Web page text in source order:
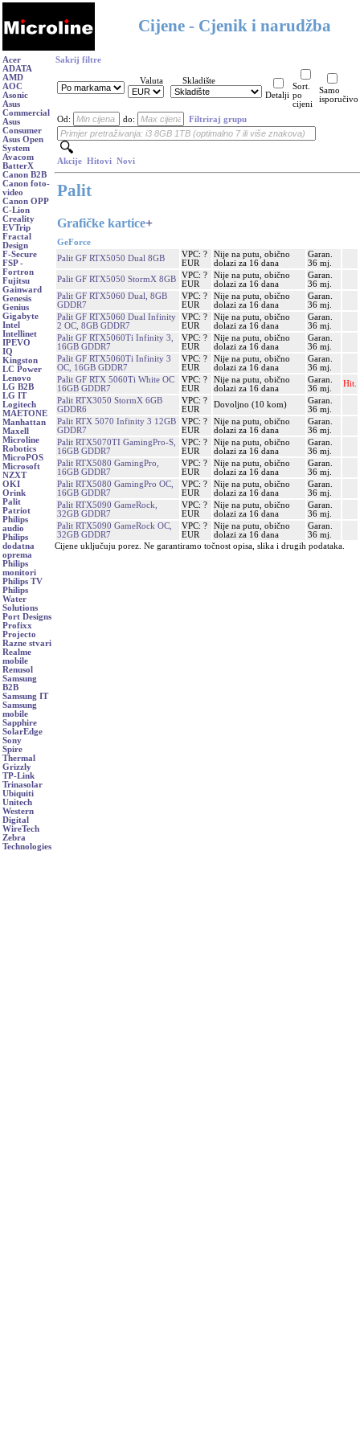
Cijene - Cjenik i narudžba
Acer
ADATA
AMD
AOC
Asonic
Asus
Commercial
Asus
Consumer
Asus Open
System
Avacom
BatterX
Canon B2B
Canon foto-
video
Canon OPP
C-Lion
Creality
EVTrip
Fractal
Design
F-Secure
FSP -
Fortron
Fujitsu
Gainward
Genesis
Genius
Gigabyte
Intel
Intellinet
IPEVO
IQ
Kingston
LC Power
Lenovo
LG B2B
LG IT
Logitech
MAETONE
Manhattan
Maxell
Microline
Robotics
MicroPOS
Microsoft
NZXT
OKI
Orink
Palit
Patriot
Philips
audio
Philips
dodatna
oprema
Philips
monitori
Philips TV
Philips
Water
Solutions
Port Designs
Profixx
Projecto
Razne stvari
Realme
mobile
Renusol
Samsung
B2B
Samsung IT
Samsung
mobile
Sapphire
SolarEdge
Sony
Spire
Thermal
Grizzly
TP-Link
Trinasolar
Ubiquiti
Unitech
Western
Digital
WireTech
Zebra
Technologies
Sakrij filtre
Valuta
Skladište
Detalji
Sort.
po
cijeni
Samo
isporučivo
Od: do: Filtriraj grupu
Akcije Hitovi Novi
Palit
Grafičke kartice+
GeForce
Palit GF RTX5050 Dual 8GB
VPC: ?
EUR
Nije na putu, obično
dolazi za 16 dana
Garan.
36 mj.
Palit GF RTX5050 StormX 8GB
VPC: ?
EUR
Nije na putu, obično
dolazi za 16 dana
Garan.
36 mj.
Palit GF RTX5060 Dual, 8GB
GDDR7
VPC: ?
EUR
Nije na putu, obično
dolazi za 16 dana
Garan.
36 mj.
Palit GF RTX5060 Dual Infinity
2 OC, 8GB GDDR7
VPC: ?
EUR
Nije na putu, obično
dolazi za 16 dana
Garan.
36 mj.
Palit GF RTX5060Ti Infinity 3,
16GB GDDR7
VPC: ?
EUR
Nije na putu, obično
dolazi za 16 dana
Garan.
36 mj.
Palit GF RTX5060Ti Infinity 3
OC, 16GB GDDR7
VPC: ?
EUR
Nije na putu, obično
dolazi za 16 dana
Garan.
36 mj.
Palit GF RTX 5060Ti White OC
16GB GDDR7
VPC: ?
EUR
Nije na putu, obično
dolazi za 16 dana
Garan.
36 mj.
Hit.
Palit RTX3050 StormX 6GB
GDDR6
VPC: ?
EUR
Dovoljno (10 kom)
Garan.
36 mj.
Palit RTX 5070 Infinity 3 12GB
GDDR7
VPC: ?
EUR
Nije na putu, obično
dolazi za 16 dana
Garan.
36 mj.
Palit RTX5070TI GamingPro-S,
16GB GDDR7
VPC: ?
EUR
Nije na putu, obično
dolazi za 16 dana
Garan.
36 mj.
Palit RTX5080 GamingPro,
16GB GDDR7
VPC: ?
EUR
Nije na putu, obično
dolazi za 16 dana
Garan.
36 mj.
Palit RTX5080 GamingPro OC,
16GB GDDR7
VPC: ?
EUR
Nije na putu, obično
dolazi za 16 dana
Garan.
36 mj.
Palit RTX5090 GameRock,
32GB GDDR7
VPC: ?
EUR
Nije na putu, obično
dolazi za 16 dana
Garan.
36 mj.
Palit RTX5090 GameRock OC,
32GB GDDR7
VPC: ?
EUR
Nije na putu, obično
dolazi za 16 dana
Garan.
36 mj.
Cijene uključuju porez. Ne garantiramo točnost opisa, slika i drugih podataka.